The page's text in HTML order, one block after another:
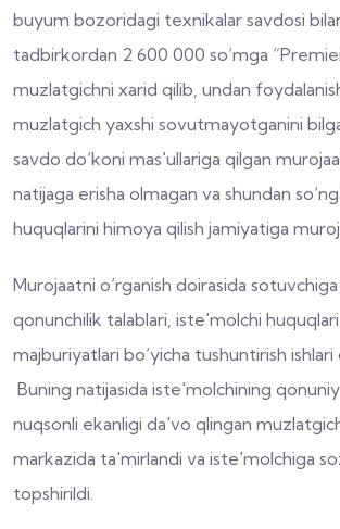
buyum bozoridagi texnikalar savdosi
tadbirkordan 2 600 000 so‘mga
muzlatgichni xarid qilib, undan
muzlatgich yaxshi sovutmayotganini
savdo do‘koni mas'ullariga qilgan
natijaga erisha olmagan va shundan
huquqlarini himoya qilish jamiyatiga
Murojaatni o‘rganish doirasida
qonunchilik talablari, iste'molchi
majburiyatlari bo‘yicha tushuntirish ishlari
Buning natijasida iste'molchining
nuqsonli ekanligi da'vo qlingan
markazida ta'mirlandi va iste'molchiga
topshirildi.